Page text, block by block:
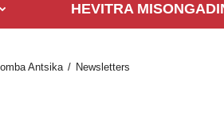
HEVITRA
Antsika Newsletters